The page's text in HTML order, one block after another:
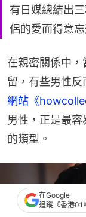
有日媒總結出
侶的愛而得意忘
在親密關係中
留，有些男性反
網站《
男性，正是最
的類型。
在Google
追蹤《香港01》